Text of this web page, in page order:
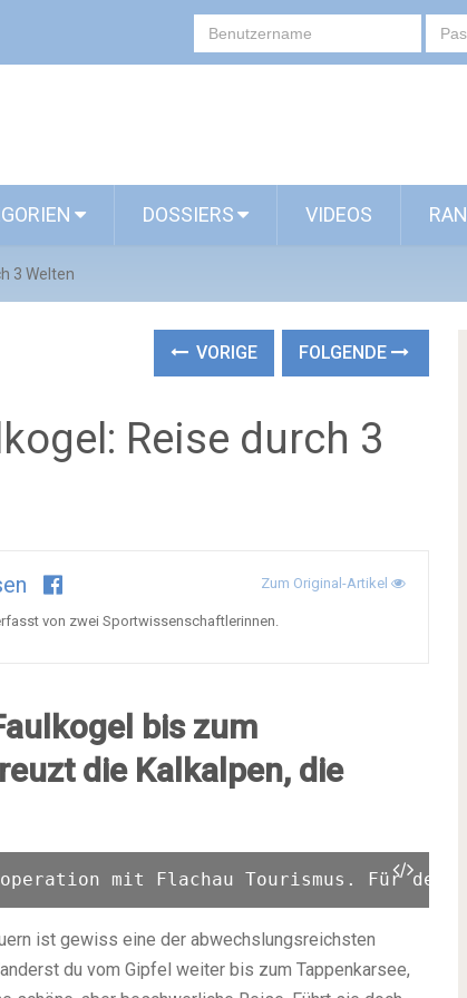
DOSSIERS VIDEOS
3 Welten
VORIGE FOLGENDE
Reise durch 3
Zum Original-Artikel
von zwei Sportwissenschaftlerinnen.
bis zum
die Kalkalpen, die
mit Flachau Tourismus. Für
ist gewiss eine der abwechslungsreichsten
du vom Gipfel weiter bis zum Tappenkarsee,